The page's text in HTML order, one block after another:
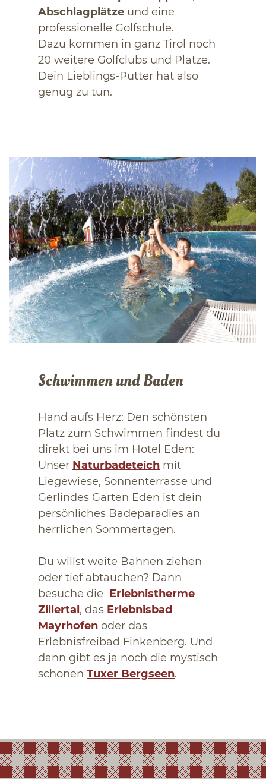
Abschlagplätze und eine
professionelle Golfschule.
Dazu kommen in ganz Tirol noch
20 weitere Golfclubs und Plätze.
Dein Lieblings-Putter hat also
genug zu tun.
Schwimmen und Baden
Hand aufs Herz: Den schönsten
Platz zum Schwimmen findest du
direkt bei uns im Hotel Eden:
Unser Naturbadeteich mit
Liegewiese, Sonnenterrasse und
Gerlindes Garten Eden ist dein
persönliches Badeparadies an
herrlichen Sommertagen.
Du willst weite Bahnen ziehen
oder tief abtauchen? Dann
besuche die Erlebnistherme
Zillertal , das Erlebnisbad
Mayrhofen oder das
Erlebnisfreibad Finkenberg. Und
dann gibt es ja noch die mystisch
schönen Tuxer Bergseen.